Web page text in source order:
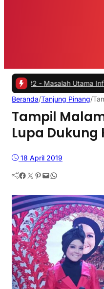
Masalah Utama
Beranda/Tanjung Pinang/
Tampil
Lupa Dukung
18 April 2019
Facebook Twitter Pinterest Mail WhatsApp